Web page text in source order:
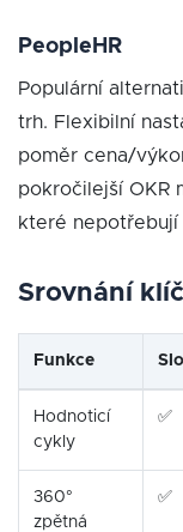
PeopleHR
Populární
trh. Flexibilní
poměr cena/
pokročilejší OKR
které
Srovnání
Funkce
Hodnoticí
cykly
✅
360°
zpětná
✅